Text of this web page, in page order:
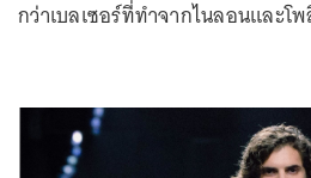
กว่าเบลเซอร์ที่ทำจากไนลอนและโ